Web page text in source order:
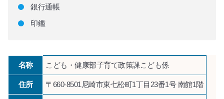
銀行通帳
印鑑
名称 こども・健康部子育て政策課こども係
住所 〒660-8501尼崎市東七松町1丁目23番1号 南館1階